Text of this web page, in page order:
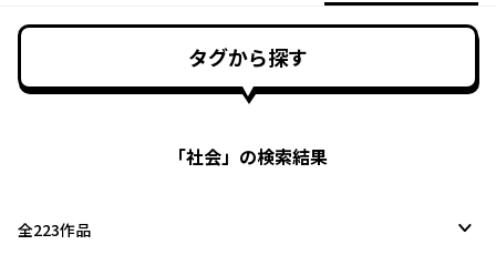
タグから探す
「社会」の検索結果
全223作品